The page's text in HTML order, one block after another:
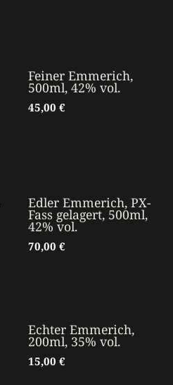
Feiner Emmerich,
500ml, 42% vol.
45,00 €
Edler Emmerich, PX-
Fass gelagert, 500ml,
42% vol.
70,00 €
Echter Emmerich,
200ml, 35% vol.
15,00 €